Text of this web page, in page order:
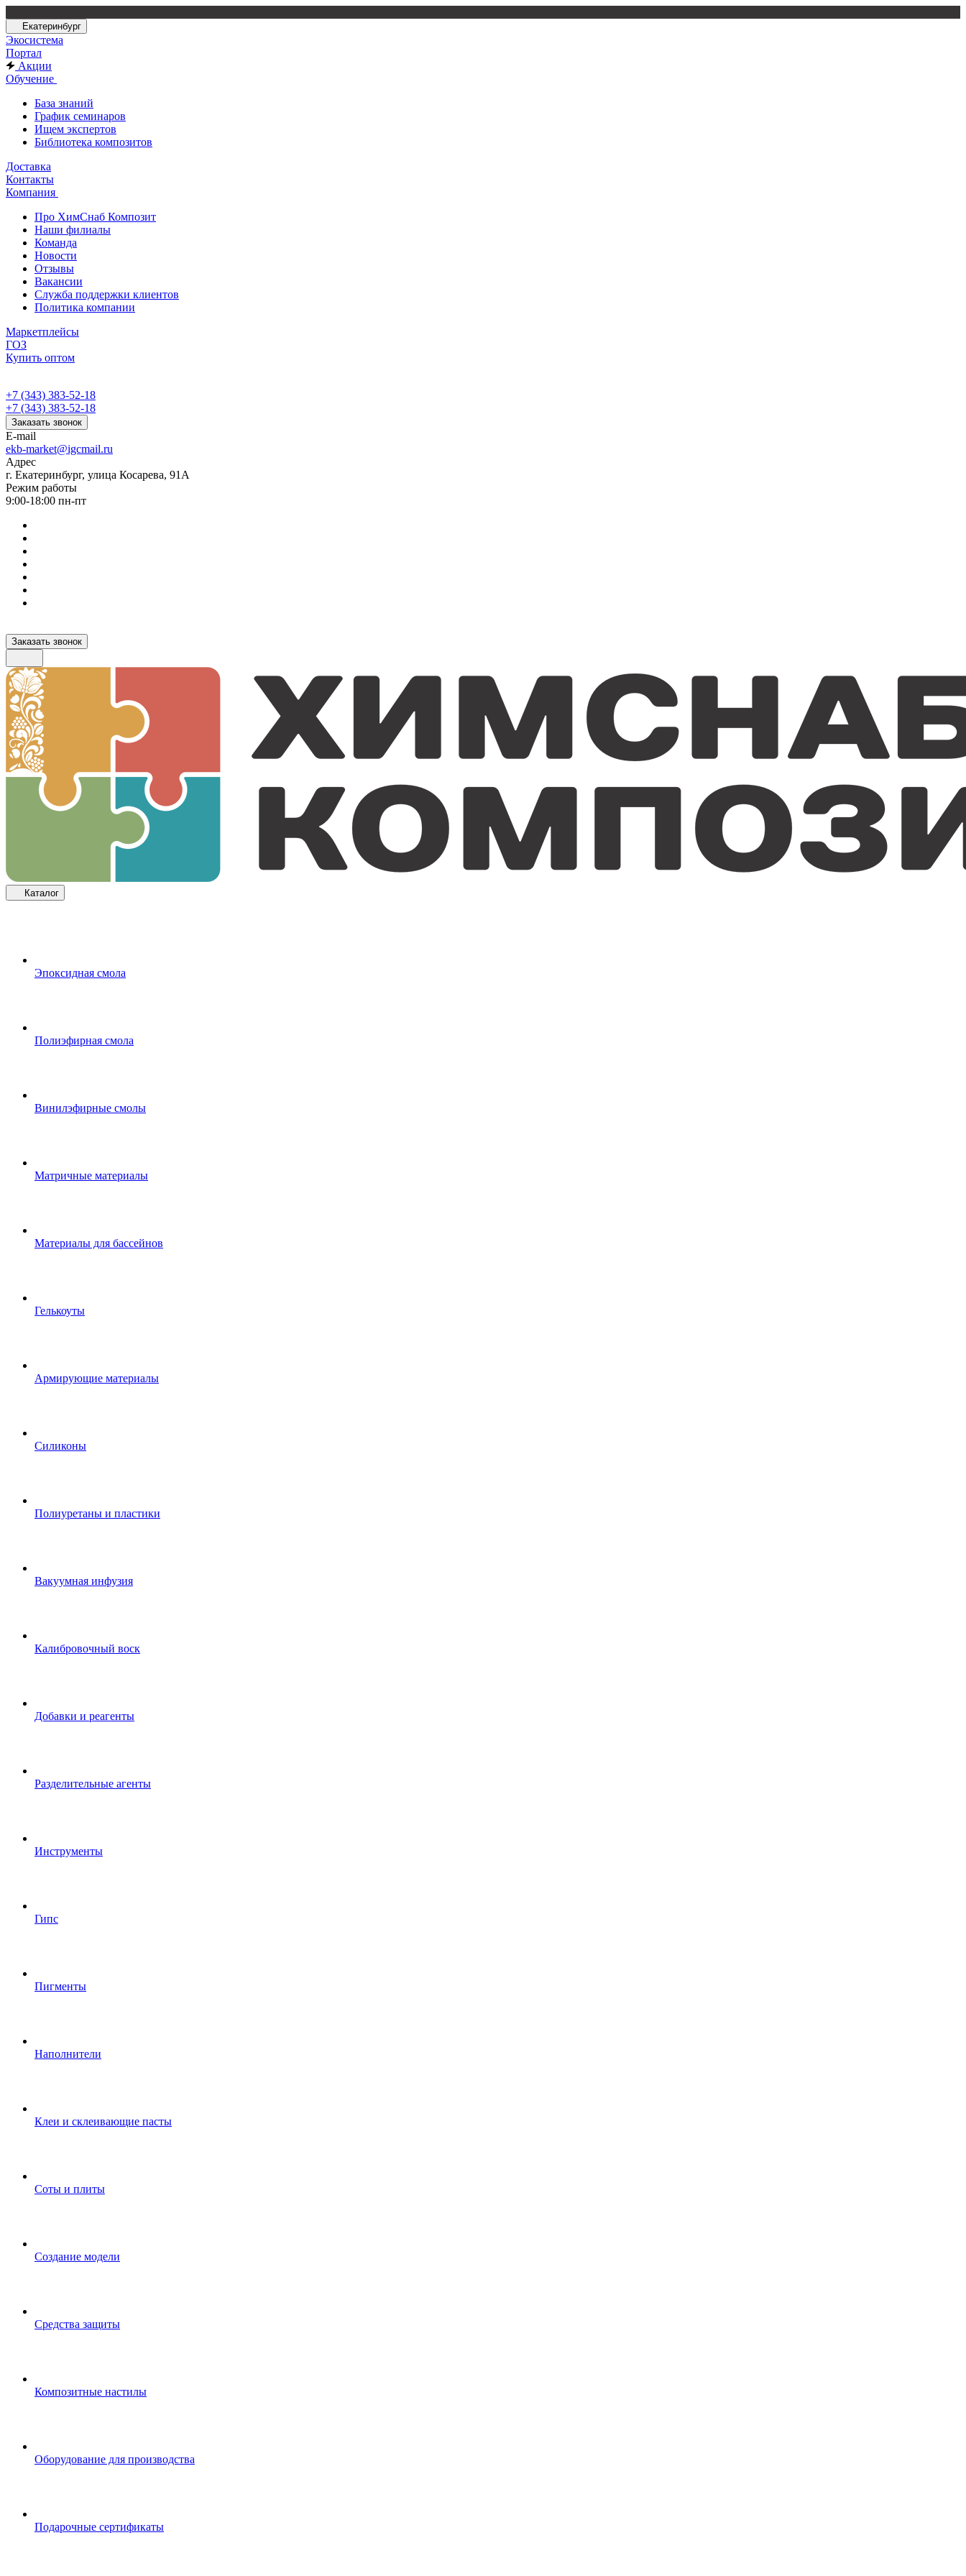
Екатеринбург
Экосистема
Портал
Акции
Обучение
База знаний
График семинаров
Ищем экспертов
Библиотека композитов
Доставка
Контакты
Компания
Про ХимСнаб Композит
Наши филиалы
Команда
Новости
Отзывы
Вакансии
Служба поддержки клиентов
Политика компании
Маркетплейсы
ГОЗ
Купить оптом
+7 (343) 383-52-18
+7 (343) 383-52-18
Заказать звонок
E-mail
ekb-market@igcmail.ru
Адрес
г. Екатеринбург, улица Косарева, 91А
Режим работы
9:00-18:00 пн-пт
Заказать звонок
Каталог
Эпоксидная смола
Полиэфирная смола
Винилэфирные смолы
Матричные материалы
Материалы для бассейнов
Гелькоуты
Армирующие материалы
Силиконы
Полиуретаны и пластики
Вакуумная инфузия
Калибровочный воск
Добавки и реагенты
Разделительные агенты
Инструменты
Гипс
Пигменты
Наполнители
Клеи и склеивающие пасты
Соты и плиты
Создание модели
Средства защиты
Композитные настилы
Оборудование для производства
Подарочные сертификаты